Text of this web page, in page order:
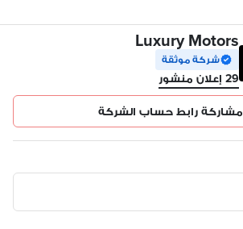
Luxury Motors
شركة موثقة
29 إعلان منشور
مشاركة رابط حساب الشركة